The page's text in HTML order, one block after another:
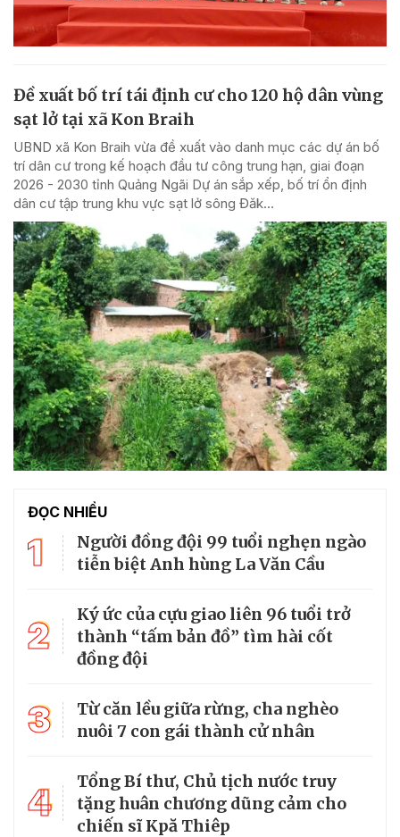
Đề xuất bố trí tái định cư cho 120 hộ dân vùng
sạt lở tại xã Kon Braih
UBND xã Kon Braih vừa đề xuất vào danh mục các dự án bố
trí dân cư trong kế hoạch đầu tư công trung hạn, giai đoạn
2026 - 2030 tỉnh Quảng Ngãi Dự án sắp xếp, bố trí ổn định
dân cư tập trung khu vực sạt lở sông Đăk...
ĐỌC NHIỀU
1
Người đồng đội 99 tuổi nghẹn ngào
tiễn biệt Anh hùng La Văn Cầu
2
Ký ức của cựu giao liên 96 tuổi trở
thành “tấm bản đồ” tìm hài cốt
đồng đội
3
Từ căn lều giữa rừng, cha nghèo
nuôi 7 con gái thành cử nhân
4
Tổng Bí thư, Chủ tịch nước truy
tặng huân chương dũng cảm cho
chiến sĩ Kpă Thiêp